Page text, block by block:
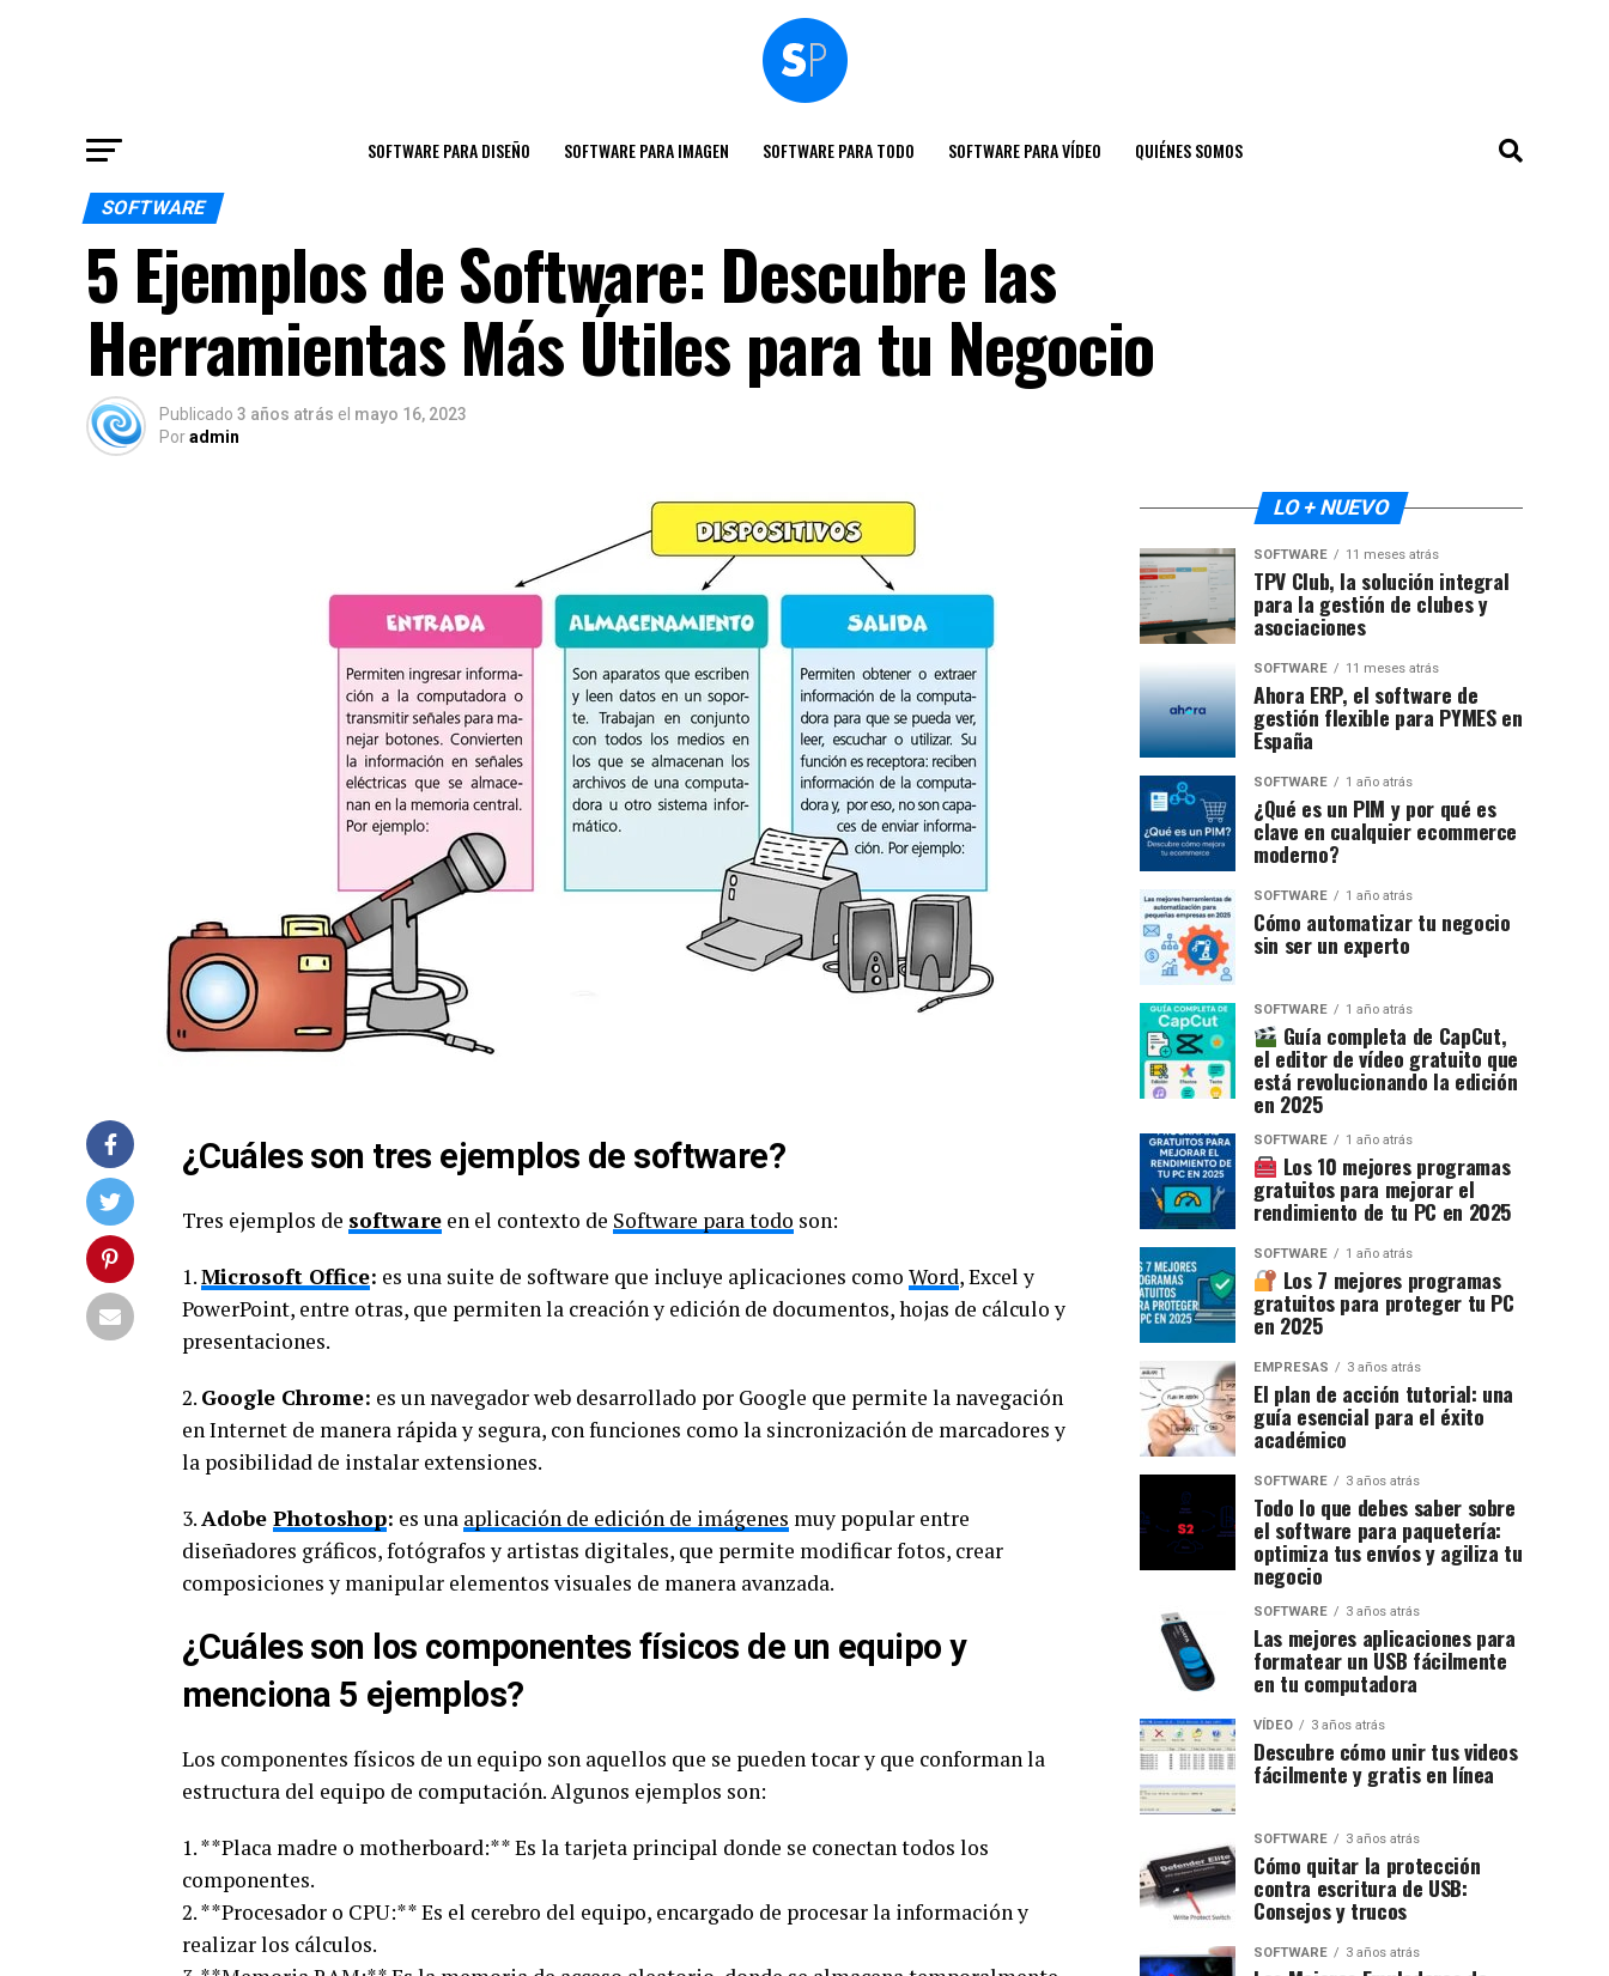
SOFTWARE PARA DISEÑO SOFTWARE PARA IMAGEN SOFTWARE PARA TODO SOFTWARE PARA VÍDEO QUIÉNES SOMOS
SOFTWARE
5 Ejemplos de Software: Descubre las
Herramientas Más Útiles para tu Negocio
Publicado 3 años atrás el mayo 16, 2023
Poradmin
¿Cuáles son tres ejemplos de software?
Tres ejemplos de software en el contexto de Software para todo son:
1.Microsoft Office: es una suite de software que incluye aplicaciones como Word, Excel y
PowerPoint, entre otras, que permiten la creación y edición de documentos, hojas de cálculo y
presentaciones.
2. Google Chrome: es un navegador web desarrollado por Google que permite la navegación
en Internet de manera rápida y segura, con funciones como la sincronización de marcadores y
la posibilidad de instalar extensiones.
3.Adobe Photoshop: es una aplicación de edición de imágenes muy popular entre
diseñadores gráficos, fotógrafos y artistas digitales, que permite modificar fotos, crear
composiciones y manipular elementos visuales de manera avanzada.
¿Cuáles son los componentes físicos de un equipo y
menciona 5 ejemplos?
Los componentes físicos de un equipo son aquellos que se pueden tocar y que conforman la
estructura del equipo de computación. Algunos ejemplos son:
1. **Placa madre o motherboard:** Es la tarjeta principal donde se conectan todos los
componentes.
2. **Procesador o CPU:** Es el cerebro del equipo, encargado de procesar la información y
realizar los cálculos.
LO + NUEVO
SOFTWARE 11 meses atrás
TPV Club, la solución integral
para la gestión de clubes y
asociaciones
SOFTWARE 11 meses atrás
Ahora ERP, el software de
gestión flexible para PYMES en
España
SOFTWARE 1 año atrás
¿Qué es un PIM y por qué es
clave en cualquier ecommerce
moderno?
SOFTWARE 1 año atrás
Cómo automatizar tu negocio
sin ser un experto
SOFTWARE 1 año atrás
Guía completa de CapCut,
el editor de vídeo gratuito que
está revolucionando la edición
en 2025
SOFTWARE 1 año atrás
Los 10 mejores programas
gratuitos para mejorar el
rendimiento de tu PC en 2025
SOFTWARE 1 año atrás
Los 7 mejores programas
gratuitos para proteger tu PC
en 2025
EMPRESAS 3 años atrás
El plan de acción tutorial: una
guía esencial para el éxito
académico
SOFTWARE 3 años atrás
Todo lo que debes saber sobre
el software para paquetería:
optimiza tus envíos y agiliza tu
negocio
SOFTWARE 3 años atrás
Las mejores aplicaciones para
formatear un USB fácilmente
en tu computadora
VÍDEO 3 años atrás
Descubre cómo unir tus videos
fácilmente y gratis en línea
SOFTWARE 3 años atrás
Cómo quitar la protección
contra escritura de USB:
Consejos y trucos
SOFTWARE 3 años atrás